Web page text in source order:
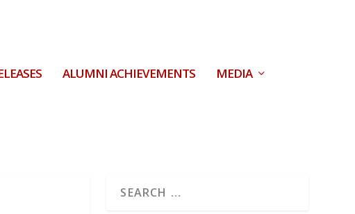
ALUMNI ACHIEVEMENTS MEDIA